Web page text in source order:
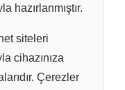
hazırlanmıştır.
siteleri
cihazınıza
Çerezler